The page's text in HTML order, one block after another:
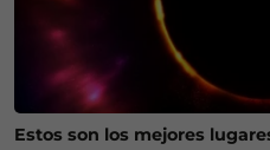
Estos son los mejores